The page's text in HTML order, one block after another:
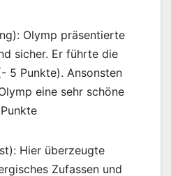
Olymp präsentierte
sicher. Er führte die
5 Punkte). Ansonsten
eine sehr schöne
Hier überzeugte
Zufassen und